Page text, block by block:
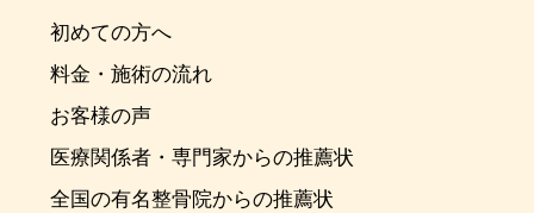
初めての方へ
料金・施術の流れ
お客様の声
医療関係者・専門家からの推薦状
全国の有名整骨院からの推薦状